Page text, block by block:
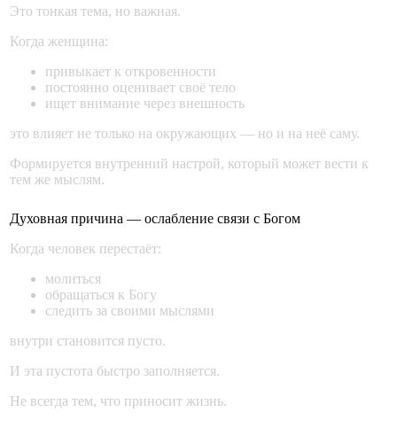
Это тонкая тема, но важная.
Когда женщина:
привыкает к откровенности
постоянно оценивает своё тело
ищет внимание через внешность
это влияет не только на окружающих — но и на неё саму.
Формируется внутренний настрой, который может вести к
тем же мыслям.
Духовная причина — ослабление связи с Богом
Когда человек перестаёт:
молиться
обращаться к Богу
следить за своими мыслями
внутри становится пусто.
И эта пустота быстро заполняется.
Не всегда тем, что приносит жизнь.